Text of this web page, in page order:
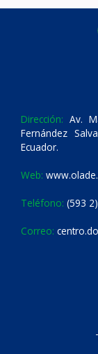
Dirección: Av.
Fernández
Ecuador.
Web:
Teléfono: (593
Correo: